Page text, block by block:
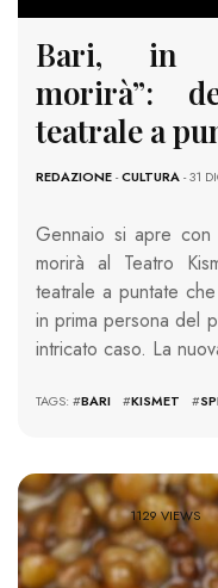
Bari, in
morirà”:
teatrale a
REDAZIONE-CULTURA- 31
Gennaio si apre
morirà al Teatro
teatrale a puntate
in prima persona del
intricato caso. La
TAGS: #BARI #KISMET #
1129 VIEWS